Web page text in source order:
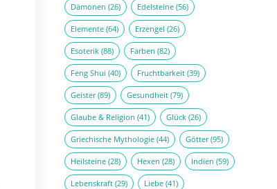
Dämonen (26) Edelsteine (56)
Elemente (64) Erzengel (26)
Esoterik (88) Farben (82)
Feng Shui (40) Fruchtbarkeit (39)
Geister(89) Gesundheit (79)
Glaube & Religion (41) Glück (26)
Griechische Mythologie (44) Götter(95)
Heilsteine (28) Hexen (28) Indien (59)
Lebenskraft (29) Liebe (41)